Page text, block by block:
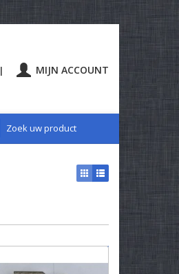
| MIJN ACCOUNT